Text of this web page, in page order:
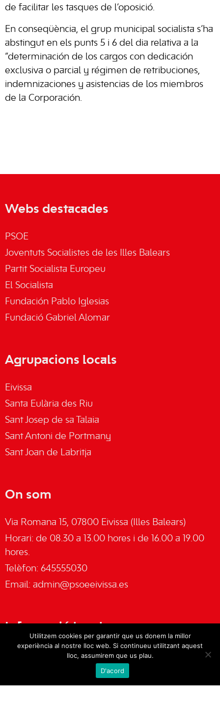
de facilitar les tasques de l’oposició.
En conseqüència, el grup municipal socialista s’ha
abstingut en els punts 5 i 6 del dia relativa a la
“determinación de los cargos con dedicación
exclusiva o parcial y régimen de retribuciones,
indemnizaciones y asistencias de los miembros
de la Corporación.
Webs destacades
PSOE
Joventuts Socialistes de les Illes Balears
Partit Socialista Europeu
El Socialista
Fundación Pablo Iglesias
Fundació Gabriel Alomar
Agrupacions locals
Eivissa
Santa Eulària des Riu
Sant Josep de sa Talaia
Sant Antoni de Portmany
Sant Joan de Labritja
On som
Via Romana 15, 07800 Eivissa (Illes Balears)
Horari: de 08.30 a 13.00 hores i de 16.00 a 19.00
hores.
Telèfon: 645555030
Email: admin@psoeeivissa.es
Informació legal
Política de privacitat
Utilitzem cookies per garantir que us donem la millor
experiència al nostre lloc web. Si continueu utilitzant aquest
lloc, assumirem que us plau.
D'acord